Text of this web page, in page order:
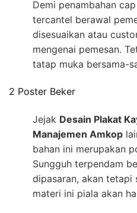
Demi penambahan
tercantel berawal
disesuaikan atau
mengenai pemesan.
tatap muka bersama-
2 Poster Beker
Jejak Desain Plakat
Manajemen Amkop
bahan ini merupakan
Sungguh terpendam
dipasaran, akan tetapi
materi ini piala akan